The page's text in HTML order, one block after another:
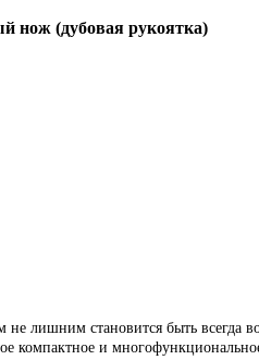
нож (дубовая рукоятка)
не лишним становится быть
компактное и